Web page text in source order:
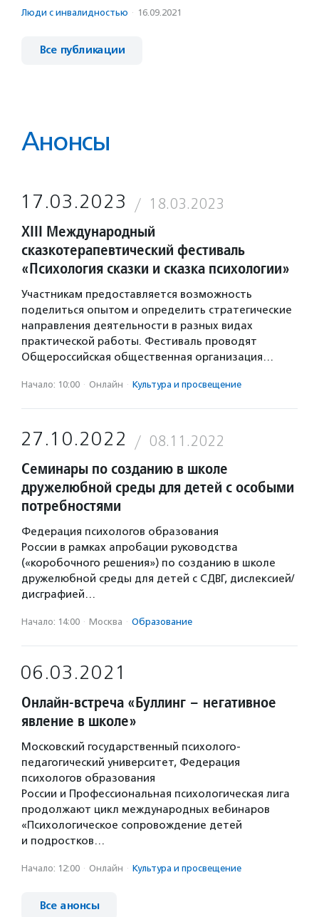
Люди с инвалидностью · 16.09.2021
Все публикации
Анонсы
17.03.2023 18.03.2023
XIII Международный
сказкотерапевтический фестиваль
«Психология сказки и сказка психологии»
Участникам предоставляется возможность
поделиться опытом и определить стратегические
направления деятельности в разных видах
практической работы. Фестиваль проводят
Общероссийская общественная организация…
Начало: 10:00 · Онлайн · Культура и просвещение
27.10.2022 08.11.2022
Семинары по созданию в школе
дружелюбной среды для детей с особыми
потребностями
Федерация психологов образования
России в рамках апробации руководства
(«коробочного решения») по созданию в школе
дружелюбной среды для детей с СДВГ, дислексией/
дисграфией…
Начало: 14:00 · Москва · Образование
06.03.2021
Онлайн-встреча «Буллинг – негативное
явление в школе»
Московский государственный психолого-
педагогический университет, Федерация
психологов образования
России и Профессиональная психологическая лига
продолжают цикл международных вебинаров
«Психологическое сопровождение детей
и подростков…
Начало: 12:00 · Онлайн · Культура и просвещение
Все анонсы